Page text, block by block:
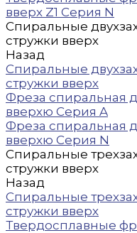
вверх Z1 Серия N
Спиральные
стружки вверх
Назад
Спиральные
стружки вверх
Фреза спиральная
вверхю Серия A
Фреза спиральная
вверхю Серия N
Спиральные
стружки вверх
Назад
Спиральные
стружки вверх
Твердосплавные